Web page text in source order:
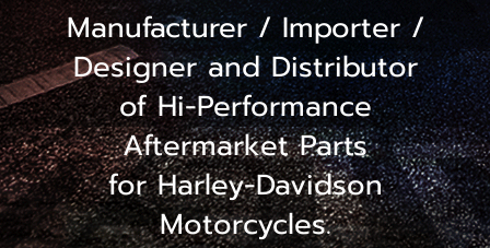
Manufacturer / Importer /
Designer and Distributor
of Hi-Performance
Aftermarket Parts
for Harley-Davidson
Motorcycles.